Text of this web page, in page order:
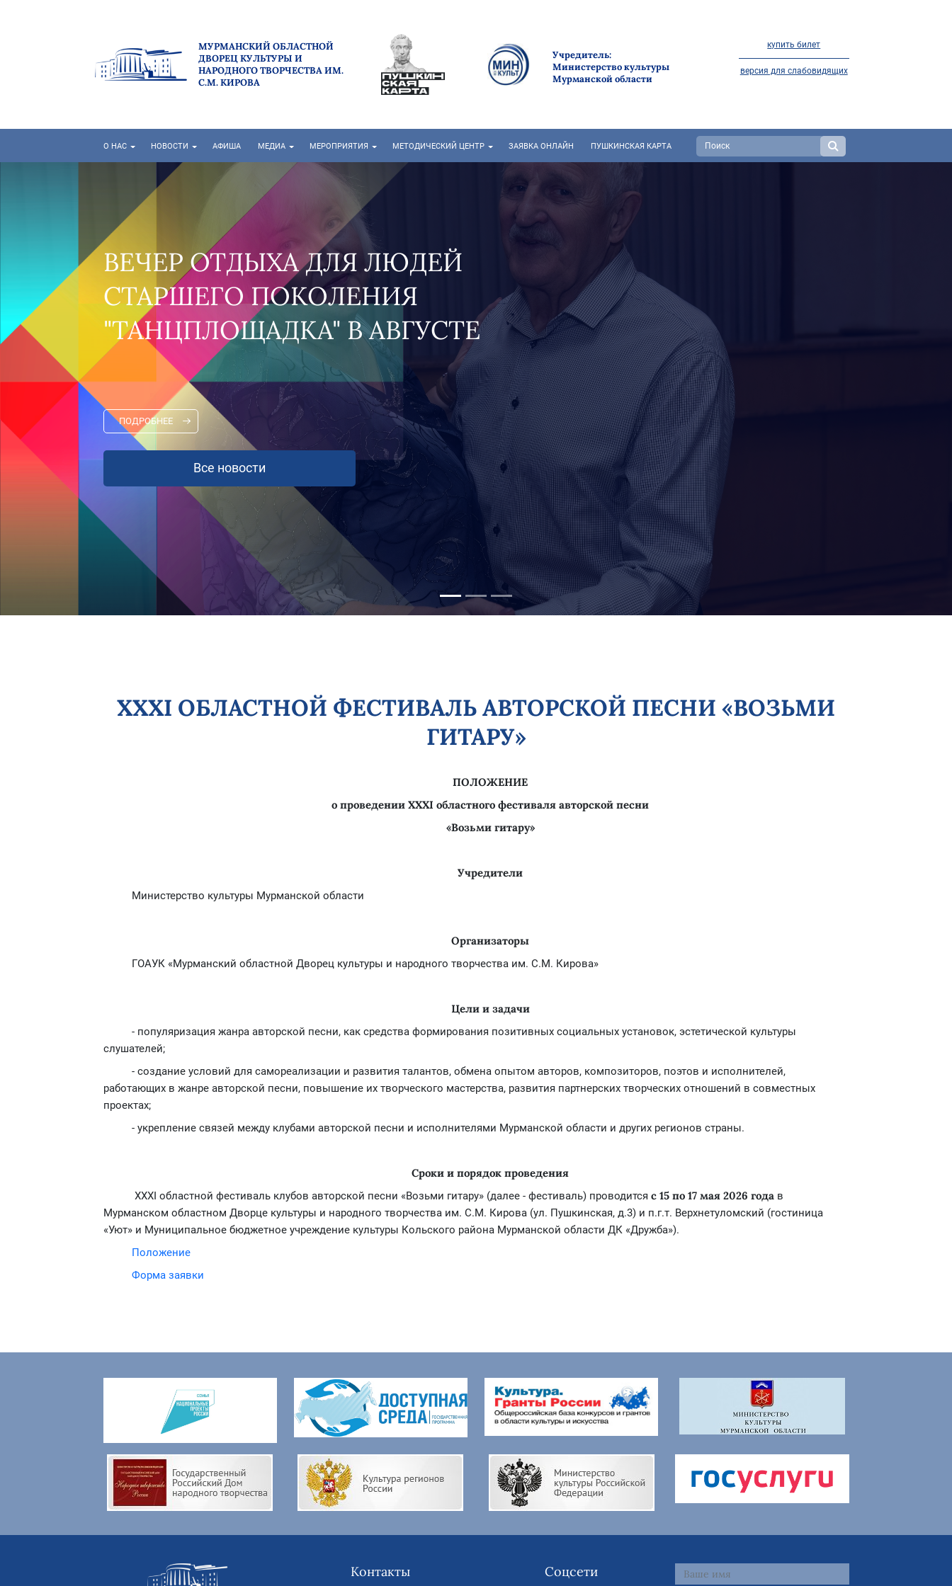
МУРМАНСКИЙ ОБЛАСТНОЙ
ДВОРЕЦ КУЛЬТУРЫ И
НАРОДНОГО ТВОРЧЕСТВА ИМ.
С.М. КИРОВА
Учредитель:
Министерство культуры
Мурманской области
купить билет
версия для слабовидящих
О НАС НОВОСТИ АФИША МЕДИА МЕРОПРИЯТИЯ МЕТОДИЧЕСКИЙ ЦЕНТР ЗАЯВКА ОНЛАЙН ПУШКИНСКАЯ КАРТА
РАЗГАРЕ!
ПОДРОБНЕЕ
XXXI ОБЛАСТНОЙ ФЕСТИВАЛЬ АВТОРСКОЙ ПЕСНИ «ВОЗЬМИ
ГИТАРУ»
ПОЛОЖЕНИЕ
о проведении XXXI областного фестиваля авторской песни
«Возьми гитару»
Учредители
Министерство культуры Мурманской области
Организаторы
ГОАУК «Мурманский областной Дворец культуры и народного творчества им. С.М. Кирова»
Цели и задачи
- популяризация жанра авторской песни, как средства формирования позитивных социальных установок, эстетической культуры
слушателей;
- создание условий для самореализации и развития талантов, обмена опытом авторов, композиторов, поэтов и исполнителей,
работающих в жанре авторской песни, повышение их творческого мастерства, развития партнерских творческих отношений в совместных
проектах;
- укрепление связей между клубами авторской песни и исполнителями Мурманской области и других регионов страны.
Сроки и порядок проведения
XXXI областной фестиваль клубов авторской песни «Возьми гитару» (далее - фестиваль) проводится с 15 по 17 мая 2026 годав
Мурманском областном Дворце культуры и народного творчества им. С.М. Кирова (ул. Пушкинская, д.3) и п.г.т. Верхнетуломский (гостиница
«Уют» и Муниципальное бюджетное учреждение культуры Кольского района Мурманской области ДК «Дружба»).
Положение
Форма заявки
Контакты Соцсети